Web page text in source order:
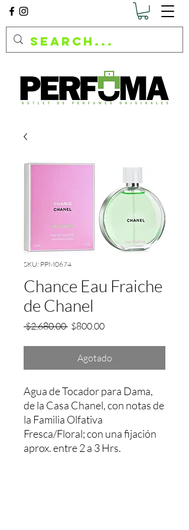
SKU: PPM0674
Chance Eau Fraiche
de Chanel
$2,680.00 Precio
$800.00Precio
oferta
Agotado
Agua de Tocador para Dama,
de la Casa Chanel, con notas de
la Familia Olfativa
Fresca/Floral; con una fijación
aprox. entre 2 a 3 Hrs.